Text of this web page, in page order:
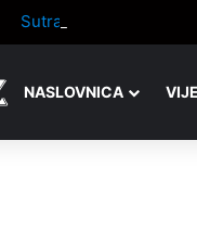
Sutra počinje
NASLOVNICA